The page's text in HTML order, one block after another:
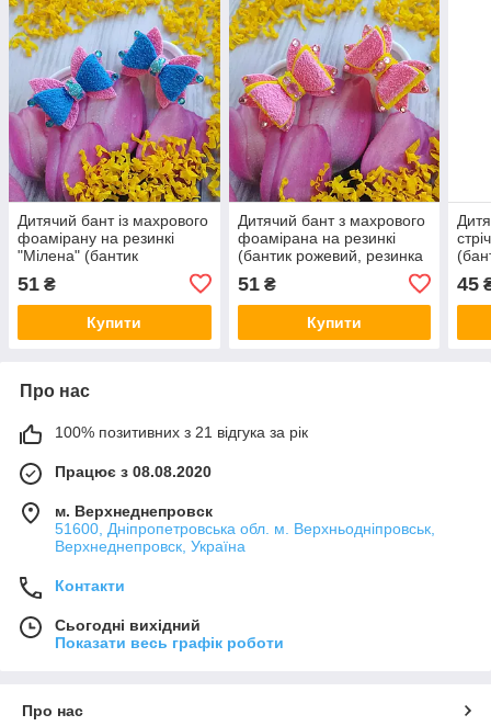
Дитячий бант із махрового
фоамірану на резинкі
"Мілена" (бантик
резинка для волосся,
канзаші)
51 ₴
Купити
Дитячий бант з махрового
фоамірана на резинкі
(бантик рожевий, резинка
голову, канзаші)
51₴
Купити
45
Про нас
100% позитивних з 21 відгука за рік
Працює з 08.08.2020
м. Верхнеднепровск
51600, Дніпропетровська обл. м. Верхньодніпровськ,
Верхнеднепровск, Україна
Контакти
Сьогодні вихідний
Показати весь графік роботи
Про нас